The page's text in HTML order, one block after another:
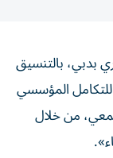
بدبي، بالتنسيق
المؤسسي
من خلال